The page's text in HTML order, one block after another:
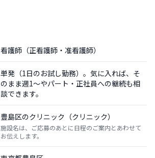
看護師（正看護師・准看護師）
単発（1日のお試し勤務）。気に入れば、そ
のまま週1〜やパート・正社員への継続も相
談できます。
豊島区のクリニック（クリニック）
施設名は、ご応募のあとに日程のご案内とあわせて
お伝えします。